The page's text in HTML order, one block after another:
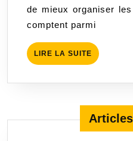
de mieux organiser
comptent parmi
LIRE LA SUITE LIRE
LA